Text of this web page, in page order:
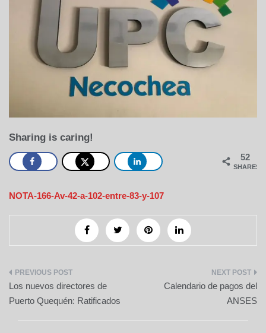
Sharing is caring!
52
SHARES
NOTA-166-Av-42-a-102-entre-83-y-107
Navegación
de
entradas
Los nuevos directores de
Puerto Quequén: Ratificados
Calendario de pagos del
ANSES